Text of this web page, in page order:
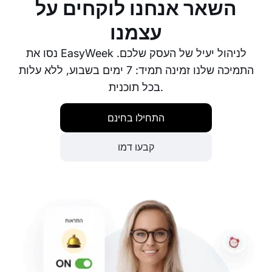
השאר אנחנו לוקחים על
עצמנו
נסו את EasyWeek לניהול יעיל של העסק שלכם.
התמיכה שלנו זמינה תמיד: 7 ימים בשבוע, ללא עלות
בכל תוכנית.
התחילו בחינם
קבעו דמו